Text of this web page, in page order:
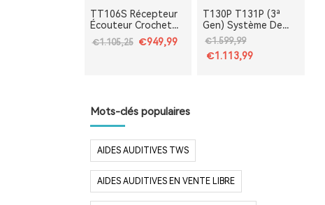
TT106S Récepteur
Écouteur Crochet
Système de Guide
Touristique Sans Fil
€1.105,25 €949,99
T130P T131P (3ª
Gen) Système De
Guidage Touristique
Pour Guides Avec
DSP Anti-Bruit |
€1.599,99
€1.113,99
Mots-clés populaires
AIDES AUDITIVES TWS
AIDES AUDITIVES EN VENTE LIBRE